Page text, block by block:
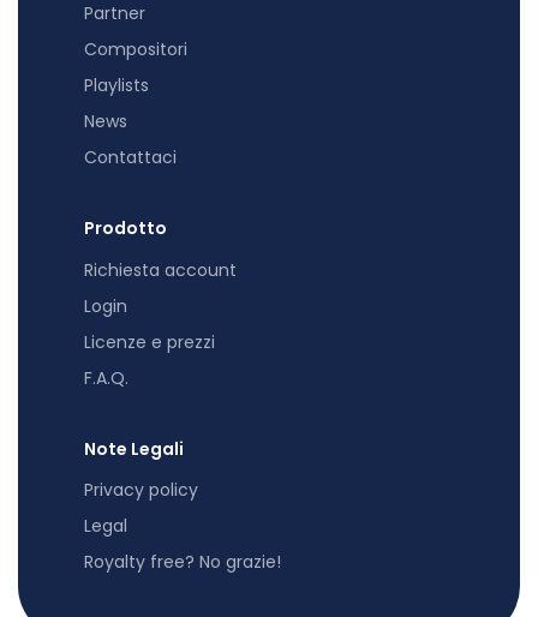
Partner
Compositori
Playlists
News
Contattaci
Prodotto
Richiesta account
Login
Licenze e prezzi
F.A.Q.
Note Legali
Privacy policy
Legal
Royalty free? No grazie!